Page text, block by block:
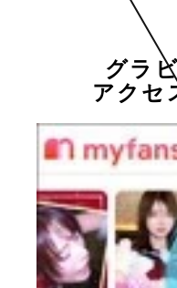
グラ
アクセ